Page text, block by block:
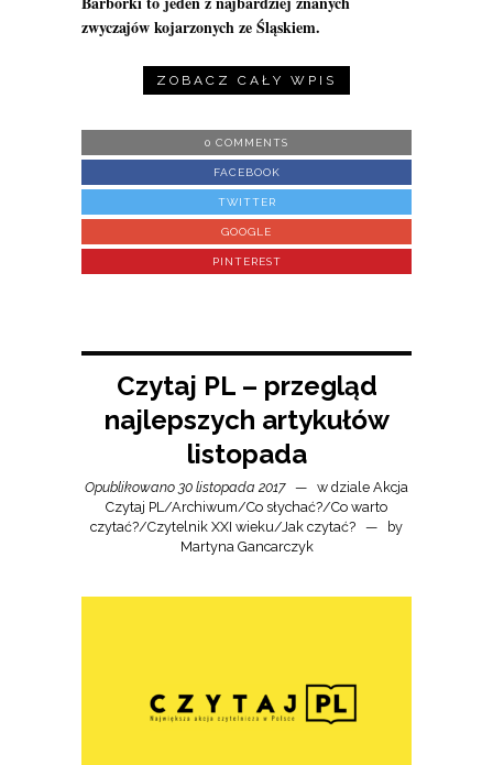
zwyczajów kojarzonych ze Śląskiem.
ZOBACZ CAŁY WPIS
0 COMMENTS
FACEBOOK
TWITTER
GOOGLE
PINTEREST
Czytaj PL – przegląd
najlepszych artykułów
listopada
Opublikowano 30 listopada 2017 w dziale Akcja
Czytaj PL /Archiwum/Co słychać?/Co warto
czytać?/Czytelnik XXI wieku/Jak czytać?
by
Martyna Gancarczyk